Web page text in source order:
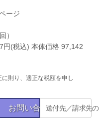
ージ
）
円(税込) 本体価格 97,142
則り、適正な税額を申し
お問い合わせ送付先／請求先